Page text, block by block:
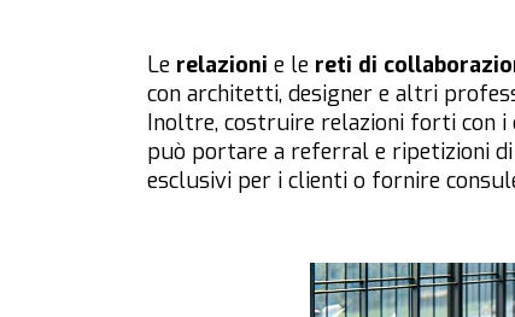
Le relazioni e le reti di
con architetti, designer e altri
Inoltre, costruire relazioni forti con
può portare a referral e ripetizioni di
esclusivi per i clienti o fornire